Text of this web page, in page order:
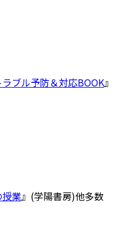
ブル予防＆対応BOOK』
業』(学陽書房)他多数